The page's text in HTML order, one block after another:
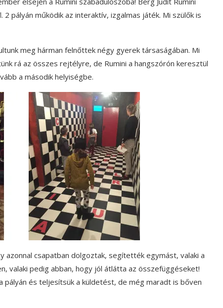
2 pályán működik az interaktív, izgalmas játék. Mi szülők is
meg hárman felnőttek négy gyerek társaságában. Mi
rá az összes rejtélyre, de Rumini a hangszórón keresztül
a második helyiségbe.
csapatban dolgoztak, segítették egymást, valaki a
valaki pedig abban, hogy jól átlátta az összefüggéseket!
pályán és teljesítsük a küldetést, de még maradt is bőven